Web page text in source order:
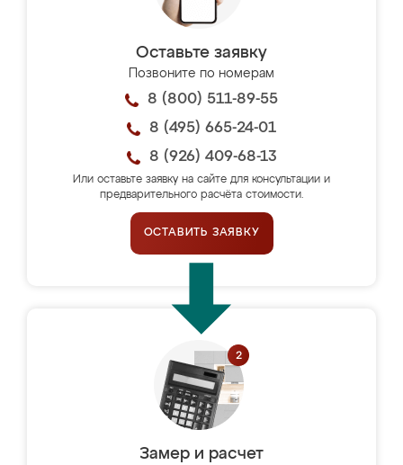
Оставьте заявку
Позвоните по номерам
8 (800) 511-89-55
8 (495) 665-24-01
8 (926) 409-68-13
Или оставьте заявку на сайте для консультации и
предварительного расчёта стоимости.
ОСТАВИТЬ ЗАЯВКУ
Замер и расчет